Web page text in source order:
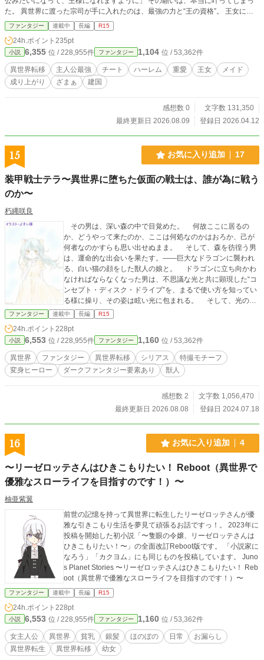
た。 異世界に渡った宗司が手に入れたのは、最強の力と“王の資格”。 王女に好
かれ、メイドに支えられ、美少女たちに囲まれる。 どう見ても、夢のような異
世界生活。 けれど、最強になったからといって、元一般人だった彼が、急に何
もかも割り切れるわけではない。 魔物を殺すこと。 人を殺すこと。 王として、
誰かの命を背負うこと。 好き勝手に無双して、すべてが都合よく終わるほど、
異世界の現実は甘くなかった。 それでも、彼を支える美少女たちは離れない。
たとえ負けても。 迷っても。 完璧な英雄になれなくても。 重すぎるほど一途
に、彼の隣を離れようとしない。 これは、異世界最強になってしまった元一般
も掲載しています。 小説家になろう・カクヨムでは、現在投稿済み分まで一気
ファンタジー 連載中 長編 R15
24h.ポイント 235pt
小説 6,355 位 / 228,955件 ファンタジー 1,104 位 / 53,362件
異世界転移 主人公最強 チート ハーレム 重愛 王女
メイド
成り上がり
ざまぁ 建国
感想数 0
文字数 131,350
最終更新日 2026.08.09
登録日 2026.04.12
15 お気に入り追加 17
装甲戦士テラ〜異世界に堕ちた仮面の戦士は、誰が為に戦う
のか〜
朽縄咲良
その男は、深い森の中で目覚めた。 何故ここに居るの
か、どうやって来たのか、ここは何処なのかはおろか、己が
何者なのかすらも思い出せぬまま。 そして、森を彷徨う男
は、運命的な出会いを果たす。――巨大なドラゴンに襲われ
る、白い猫の顔をした獣人の娘と。 ドラゴンに立ち向かわ
なければならなくなった男は、不思議な光と共に顕現した“コ
ンセプト・ディスク・ドライブ”を、まるで使い方を知ってい
る様に操り、その姿は眩い光に包まれる。 そして、光の中
から現れたのは―― 「装甲戦士（アームド・ファイター）テ
ラ・タイプ・ウィンディウルフ！ 完・装ッ！」 正義のヒ
ーロー・装甲戦士テラの姿だった。 その圧倒的な力でドラ
ゴンを倒した男は、助けた猫獣人の少女――ミアン王国第三
王女・フラニィとの会話の中で、自分が装甲戦士テラの装着
者・焔良疾風（ほむらはやて）である事を思い出す。 ――
だが、気を落ち着ける間もなく、新たな襲撃者――装甲戦士
士テラとなったハヤテは、ツールズと激しい戦いを繰り広げ
るが、力及ばず敗北し、気を失ってしまう。 ハヤテを捕ら
たちとの戦い、 猫獣人たちとの出会い、 そして、時折見
を、少しずつ知っていく――。 ◆ ◆ ◆ ◆ 異世界へ
と転移し、過酷な運命に翻弄される、記憶を喪った仮面の戦
しています。
ファンタジー 連載中 長編 R15
24h.ポイント 228pt
小説 6,553 位 / 228,955件 ファンタジー 1,160 位 / 53,362件
異世界 ファンタジー 異世界転移 シリアス
特撮モチーフ
変身ヒーロー
ダークファンタジー要素あり 獣人
感想数 2
文字数 1,056,470
最終更新日 2026.08.08
登録日 2024.07.18
16 お気に入り追加 4
〜リーゼロッテさんはひきこもりたい！ Reboot（異世界で
優雅なスローライフを目指すのです！）〜
柚亜紫翼
前世の記憶を持って異世界に転生したリーゼロッテさんが優
雅な引きこもり生活を夢見て頑張るお話ですっ！。 2023年に
投稿を開始した初小説「〜隻眼の令嬢、リーゼロッテさんは
ひきこもりたい！〜」の全面改訂Reboot版です。 「小説家に
なろう」「カクヨム」にも同じものを投稿しています。 Juno
s Planet Stories 〜リーゼロッテさんはひきこもりたい！ Reb
oot（異世界で優雅なスローライフを目指すのです！）〜
ファンタジー 連載中 長編 R15
24h.ポイント 228pt
小説 6,553 位 / 228,955件 ファンタジー 1,160 位 / 53,362件
女主人公 異世界 貧乳 銀髪 ほのぼの 日常
お漏らし
異世界転生
異世界転移 幼女